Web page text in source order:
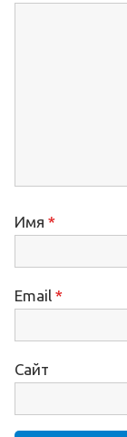
Имя *
Email *
Сайт